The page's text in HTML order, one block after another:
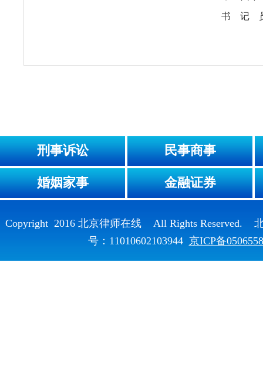
书 记
刑事诉讼 民事商事
婚姻家事 金融证券
Copyright 2016 北京律师在线 All Rights Reserved.
号：11010602103944 京ICP备